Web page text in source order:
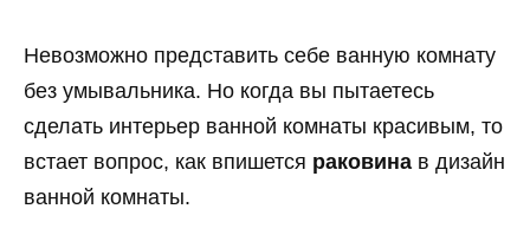
Невозможно представить себе ванную комнату
без умывальника. Но когда вы пытаетесь
сделать интерьер ванной комнаты красивым, то
встает вопрос, как впишется раковина в дизайн
ванной комнаты.